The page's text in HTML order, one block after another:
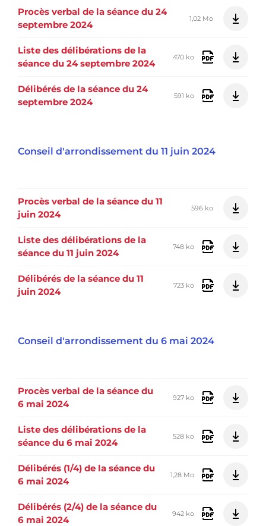
Procès verbal de la séance du 24
septembre 2024
1,02 Mo
Liste des délibérations de la
séance du 24 septembre 2024
470 ko
Délibérés de la séance du 24
septembre 2024
591 ko
Conseil d'arrondissement du 11 juin 2024
Procès verbal de la séance du 11
juin 2024
596 ko
Liste des délibérations de la
séance du 11 juin 2024
748 ko
Délibérés de la séance du 11
juin 2024
723 ko
Conseil d'arrondissement du 6 mai 2024
Procès verbal de la séance du
6 mai 2024
927 ko
Liste des délibérations de la
séance du 6 mai 2024
528 ko
Délibérés (1/4) de la séance du
6 mai 2024
1,28 Mo
Délibérés (2/4) de la séance du
6 mai 2024
942 ko